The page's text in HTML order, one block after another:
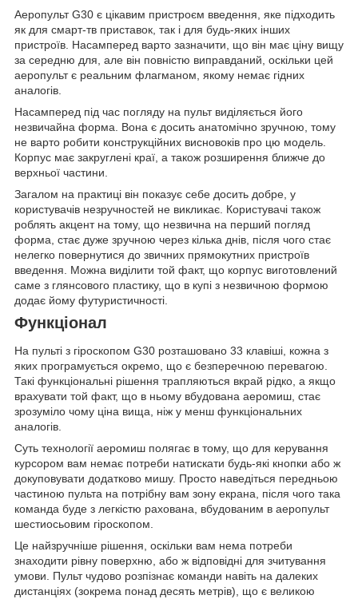
Аеропульт G30 є цікавим пристроєм введення, яке підходить
як для смарт-тв приставок, так і для будь-яких інших
пристроїв. Насамперед варто зазначити, що він має ціну вищу
за середню для, але він повністю виправданий, оскільки цей
аеропульт є реальним флагманом, якому немає гідних
аналогів.
Насамперед під час погляду на пульт виділяється його
незвичайна форма. Вона є досить анатомічно зручною, тому
не варто робити конструкційних висновоків про цю модель.
Корпус має закруглені краї, а також розширення ближче до
верхньої частини.
Загалом на практиці він показує себе досить добре, у
користувачів незручностей не викликає. Користувачі також
роблять акцент на тому, що незвична на перший погляд
форма, стає дуже зручною через кілька днів, після чого стає
нелегко повернутися до звичних прямокутних пристроїв
введення. Можна виділити той факт, що корпус виготовлений
саме з глянсового пластику, що в купі з незвичною формою
додає йому футуристичності.
Функціонал
На пульті з гіроскопом G30 розташовано 33 клавіші, кожна з
яких програмується окремо, що є безперечною перевагою.
Такі функціональні рішення трапляються вкрай рідко, а якщо
врахувати той факт, що в ньому вбудована аеромиш, стає
зрозуміло чому ціна вища, ніж у менш функціональних
аналогів.
Суть технології аеромиш полягає в тому, що для керування
курсором вам немає потреби натискати будь-які кнопки або ж
докуповувати додатково мишу. Просто наведіться передньою
частиною пульта на потрібну вам зону екрана, після чого така
команда буде з легкістю рахована, вбудованим в аеропульт
шестиосьовим гіроскопом.
Це найзручніше рішення, оскільки вам нема потреби
знаходити рівну поверхню, або ж відповідні для зчитування
умови. Пульт чудово розпізнає команди навіть на далеких
дистанціях (зокрема понад десять метрів), що є великою